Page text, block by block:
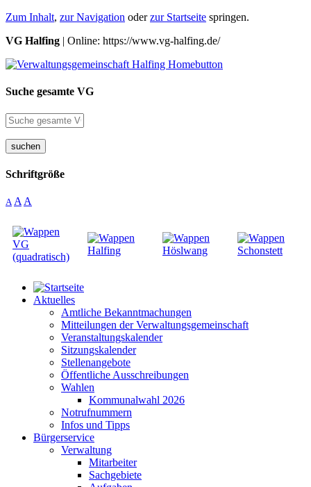
Zum Inhalt, zur Navigation oderzur Startseite springen.
VG Halfing | Online: https://www.vg-halfing.de/
Suche gesamte VG
suchen
Schriftgröße
A A A
Aktuelles
Amtliche Bekanntmachungen
Mitteilungen der Verwaltungsgemeinschaft
Veranstaltungskalender
Sitzungskalender
Stellenangebote
Öffentliche Ausschreibungen
Wahlen
Kommunalwahl 2026
Notrufnummern
Infos und Tipps
Bürgerservice
Verwaltung
Mitarbeiter
Sachgebiete